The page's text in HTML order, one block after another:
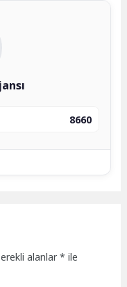
8660
alanlar* ile